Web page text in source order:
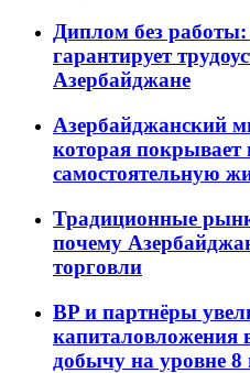
Диплом без работы:
гарантирует
Азербайджане
Азербайджанский
которая
самостоятельную
Традиционные
почему
торговли
BP и партнёры
капиталовложения
добычу на уровне